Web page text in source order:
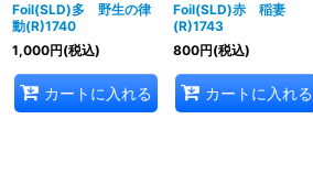
Foil(SLD)多 野生の律
動(R)1740
1,000円(税込)
カートに入れる
Foil(SLD)赤 稲妻
(R)1743
800円(税込)
カートに入れる